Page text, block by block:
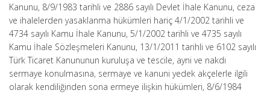
Kanunu, 8/9/1983 tarihli ve 2886 sayılı Devlet İhale Kanunu, ceza
ve ihalelerden yasaklanma hükümleri hariç 4/1/2002 tarihli ve
4734 sayılı Kamu İhale Kanunu, 5/1/2002 tarihli ve 4735 sayılı
Kamu İhale Sözleşmeleri Kanunu, 13/1/2011 tarihli ve 6102 sayılı
Türk Ticaret Kanununun kuruluşa ve tescile, ayni ve nakdi
sermaye konulmasına, sermaye ve kanuni yedek akçelerle ilgili
olarak kendiliğinden sona ermeye ilişkin hükümleri, 8/6/1984